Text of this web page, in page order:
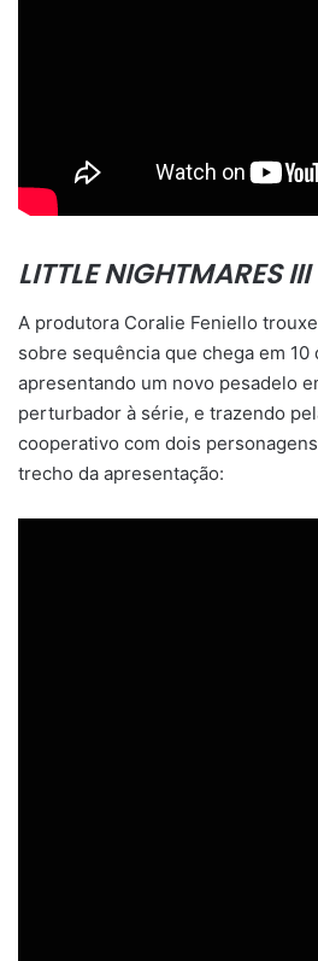
LITTLE NIGHTMARES III
A produtora Coralie Feniello
sobre sequência que chega em 10
apresentando um novo pesadelo
perturbador à série, e trazendo
cooperativo com dois
trecho da apresentação: